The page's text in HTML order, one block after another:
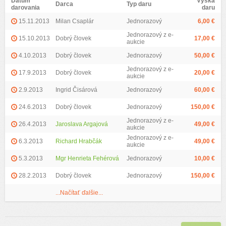
darovania
Darca Typ daru
daru
15.11.2013
Milan Csaplár Jednorazový 6,00 €
15.10.2013 Dobrý človek
Jednorazový z e-
aukcie
17,00 €
4.10.2013 Dobrý človek Jednorazový 50,00 €
17.9.2013 Dobrý človek
Jednorazový z e-
aukcie
20,00 €
2.9.2013 Ingrid Čisárová Jednorazový 60,00 €
24.6.2013 Dobrý človek Jednorazový 150,00 €
26.4.2013 Jaroslava Argajová
Jednorazový z e-
aukcie
49,00 €
6.3.2013 Richard Hrabčák
Jednorazový z e-
aukcie
49,00 €
5.3.2013 Mgr Henrieta Fehérová Jednorazový 10,00 €
28.2.2013 Dobrý človek Jednorazový 150,00 €
...Načítať ďalšie...